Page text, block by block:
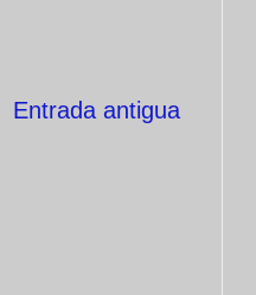
Entrada antigua